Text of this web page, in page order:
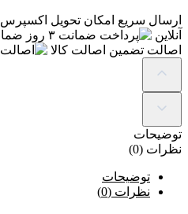
ارسال سریع امکان تحویل اکسپرس
آنلاین
ضمانت ۳ روز ضمانت بازگشت کالا
اصالت تضمین اصالت کالا
توضیحات
نظرات (0)
توضیحات
نظرات (0)